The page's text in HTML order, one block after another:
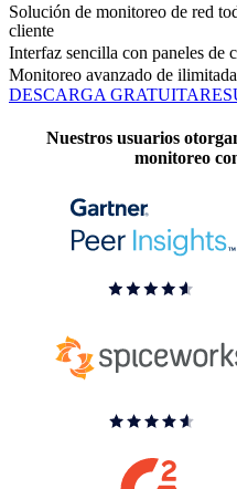
Solución de monitoreo de red
cliente
Interfaz sencilla con paneles de
Monitoreo avanzado de
DESCARGA GRATUITA
Nuestros usuarios
monitoreo